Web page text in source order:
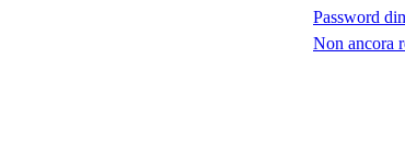
Password
Non ancora